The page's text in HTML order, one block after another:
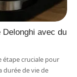
avec du
étape cruciale pour
durée de vie de